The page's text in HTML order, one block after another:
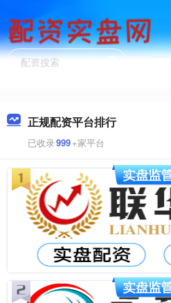
正规配资平台排行
已收录999+家平台